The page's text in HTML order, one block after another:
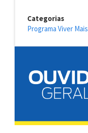
Categorias
Programa Viver Mais